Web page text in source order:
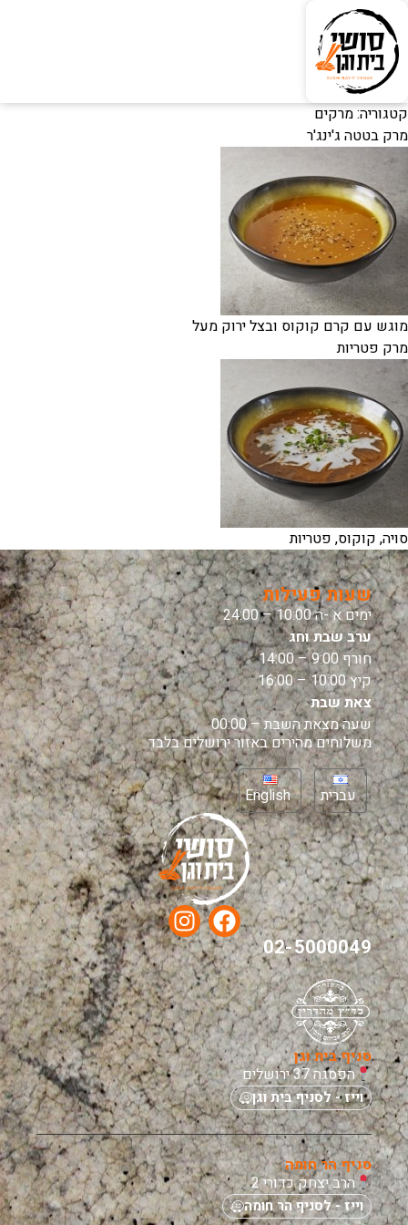
קטגוריה:מרקים
מרק בטטה ג'ינג'ר
מוגש עם קרם קוקוס ובצל ירוק מעל
מרק פטריות
סויה, קוקוס, פטריות
שעות פעילות
ימים א -ה 10:00 – 24:00
ערב שבת וחג
חורף 9:00 – 14:00
קיץ 10:00 – 16:00
צאת שבת
שעה מצאת השבת – 00:00
משלוחים מהירים באזור ירושלים בלבד
עברית English
02-5000049
סניף בית וגן
הפסגה 37 ירושלים
וייז - לסניף בית וגן
סניף הר חומה
הרב יצחק כדורי 2
וייז - לסניף הר חומה